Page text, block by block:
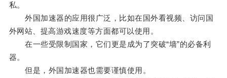
私。
外国加速器的应用很广泛，比如在国外看视频、访问国
外网站、提高游戏速度等方面都可以使用。
在一些受限制国家，它们更是成为了突破“墙”的必备利
器。
但是，外国加速器也需要谨慎使用。